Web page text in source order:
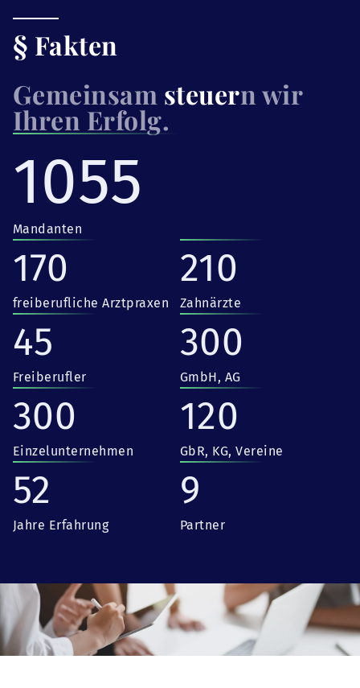
§ Fakten
Gemeinsam steuern wir
Ihren Erfolg.
1055
Mandanten
170
freiberufliche Arztpraxen
210
Zahnärzte
45
Freiberufler
300
GmbH, AG
300
Einzelunternehmen
120
GbR, KG, Vereine
52
Jahre Erfahrung
9
Partner